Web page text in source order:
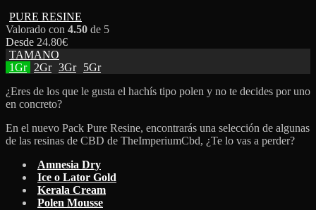
PURE RESINE
Valorado con 4.50 de 5
Desde 24.80€
TAMANO
1Gr
2Gr 3Gr
5Gr
¿Eres de los que le gusta el hachís tipo polen y no te decides por uno
en concreto?
En el nuevo Pack Pure Resine, encontrarás una selección de algunas
de las resinas de CBD de TheImperiumCbd, ¿Te lo vas a perder?
Amnesia Dry
Ice o Lator Gold
Kerala Cream
Polen Mousse